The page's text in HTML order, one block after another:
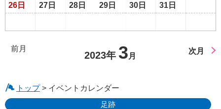
26日 27日 28日 29日 30日 31日
前月
2023年 3 月
次月
トップ> イベントカレンダー
足跡